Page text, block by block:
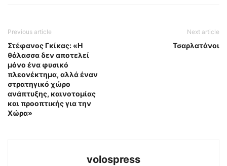
Previous article
Στέφανος Γκίκας: «Η
θάλασσα δεν αποτελεί
μόνο ένα φυσικό
πλεονέκτημα, αλλά έναν
στρατηγικό χώρο
ανάπτυξης, καινοτομίας
και προοπτικής για την
Χώρα»
Next article
Τσαρλατάνοι
volospress